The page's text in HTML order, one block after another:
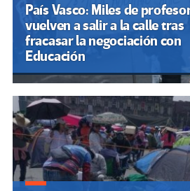
País Vasco: Miles de
vuelven a salir a la calle tras
fracasar la negociación con
Educación